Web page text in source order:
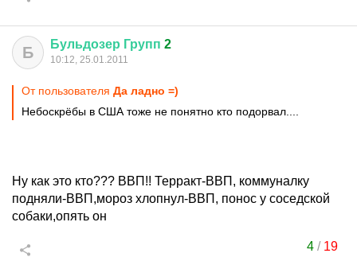
Б Бульдозер Групп 2
10:12, 25.01.2011
От пользователя Да ладно =)
Небоскрёбы в США тоже не понятно кто подорвал....
Ну как это кто??? ВВП!! Терракт-ВВП, коммуналку
подняли-ВВП,мороз хлопнул-ВВП, понос у соседской
собаки,опять он
4 / 19